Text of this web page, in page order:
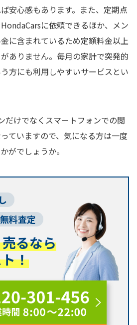
安心感もあります。また、定期点
に依頼できるほか、メン
に含まれているため定額料金以上
ありません。毎月の家計で突発的
方にも利用しやすいサービスとい
だけでなくスマートフォンでの閲
ていますので、気になる方は一度
がでしょうか。
料査定
売るなら
！